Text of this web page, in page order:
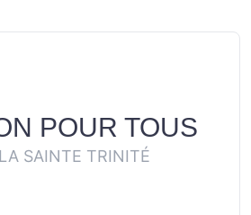
POUR TOUS
SAINTE TRINITÉ